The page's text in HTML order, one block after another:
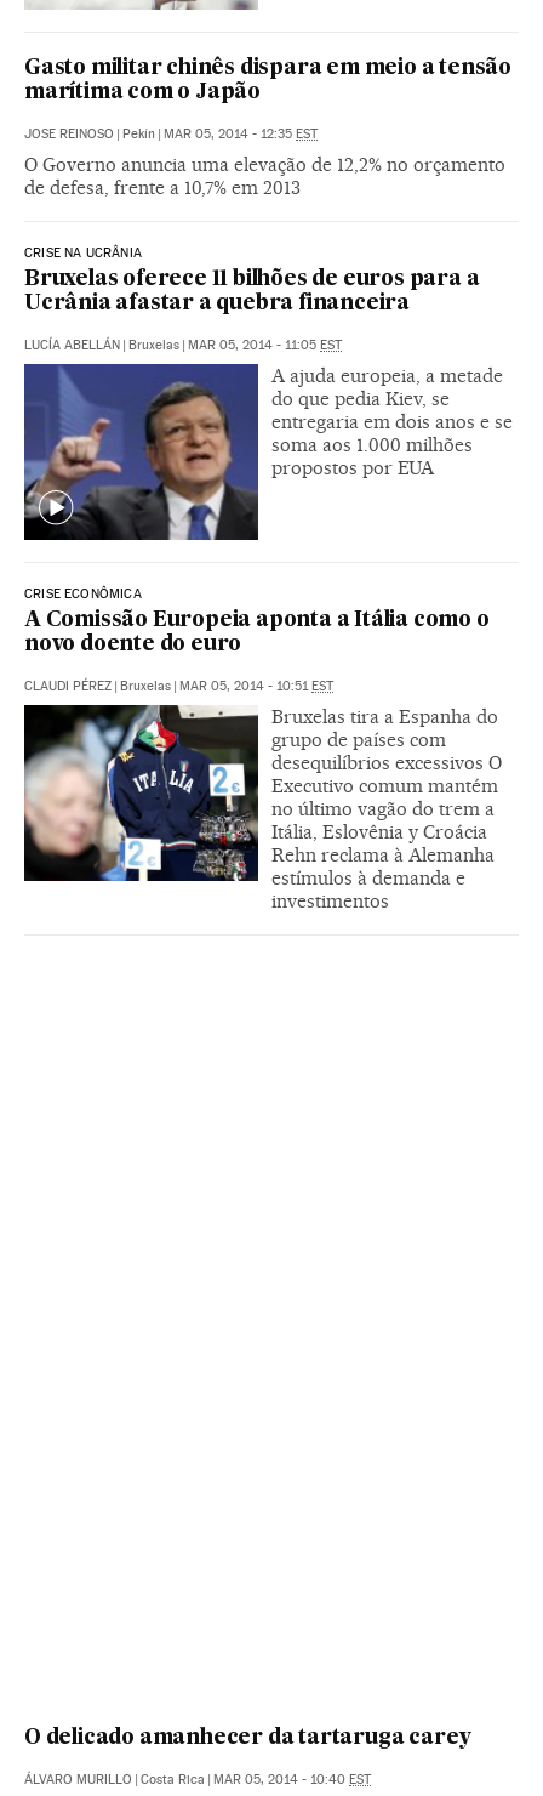
Gasto militar chinês dispara em meio a tensão
marítima com o Japão
JOSE REINOSO | Pekín | MAR 05, 2014 - 12:35 EST
O Governo anuncia uma elevação de 12,2% no orçamento
de defesa, frente a 10,7% em 2013
CRISE NA UCRÂNIA
Bruxelas oferece 11 bilhões de euros para a
Ucrânia afastar a quebra financeira
LUCÍA ABELLÁN | Bruxelas | MAR 05, 2014 - 11:05 EST
A ajuda europeia, a metade
do que pedia Kiev, se
entregaria em dois anos e se
soma aos 1.000 milhões
propostos por EUA
CRISE ECONÔMICA
A Comissão Europeia aponta a Itália como o
novo doente do euro
CLAUDI PÉREZ | Bruxelas | MAR 05, 2014 - 10:51EST
Bruxelas tira a Espanha do
grupo de países com
desequilíbrios excessivos O
Executivo comum mantém
no último vagão do trem a
Itália, Eslovênia y Croácia
Rehn reclama à Alemanha
estímulos à demanda e
investimentos
O delicado amanhecer da tartaruga carey
ÁLVARO MURILLO | Costa Rica | MAR 05, 2014 - 10:40 EST